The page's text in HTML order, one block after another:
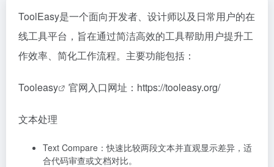
ToolEasy是一个面向开发者、设计师以及日常用户的在
线工具平台，旨在通过简洁高效的工具帮助用户提升工
作效率、简化工作流程。主要功能包括：
Tooleasy 官网入口网址：https://tooleasy.org/
文本处理
Text Compare：快速比较两段文本并直观显示差异，适
合代码审查或文档对比。